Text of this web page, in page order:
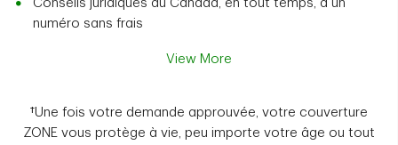
Conseils juridiques au Canada, en tout temps, à un
numéro sans frais
View More
†Une fois votre demande approuvée, votre couverture
ZONE vous protège à vie, peu importe votre âge ou tout